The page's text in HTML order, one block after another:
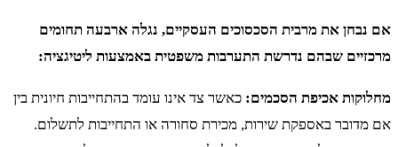
אם נבחן את מרבית הסכסוכים העסקיים, נגלה ארבעה תחומים
מרכזיים שבהם נדרשת התערבות משפטית באמצעות ליטיגציה:
מחלוקות אכיפת הסכמים: כאשר צד אינו עומד בהתחייבות חיונית בין
אם מדובר באספקת שירות, מכירת סחורה או התחייבות לתשלום.